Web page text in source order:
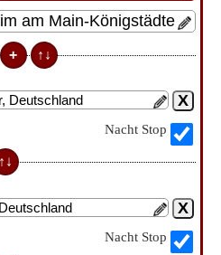
Nacht Stop
Nacht Stop